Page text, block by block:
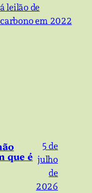
leilão de
em 2022
que é
5 de
julho
de
2026